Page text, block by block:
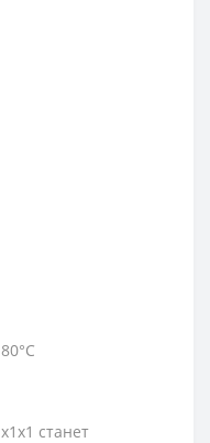
станет